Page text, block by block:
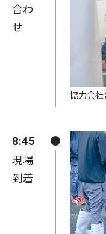
合わ
せ
協力会
8:45
現場
到着